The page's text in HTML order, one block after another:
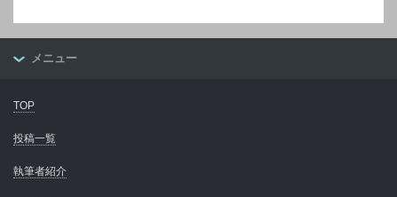
メニュー
TOP
投稿一覧
執筆者紹介